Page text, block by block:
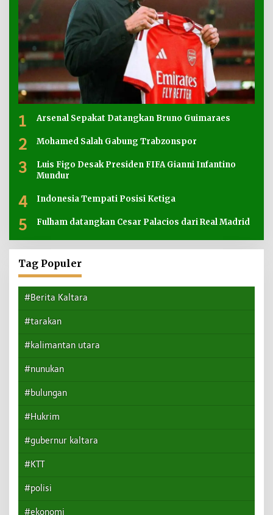
1 Arsenal Sepakat Datangkan Bruno Guimaraes
2 Mohamed Salah Gabung Trabzonspor
3
Luis Figo Desak Presiden FIFA Gianni Infantino
Mundur
4 Indonesia Tempati Posisi Ketiga
5 Fulham datangkan Cesar Palacios dari Real Madrid
Tag Populer
#Berita Kaltara
#tarakan
#kalimantan utara
#nunukan
#bulungan
#Hukrim
#gubernur kaltara
#KTT
#polisi
#ekonomi